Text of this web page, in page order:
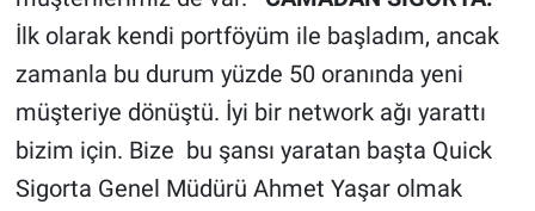
İlk olarak kendi portföyüm ile başladım, ancak
zamanla bu durum yüzde 50 oranında yeni
müşteriye dönüştü. İyi bir network ağı yarattı
bizim için. Bize bu şansı yaratan başta Quick
Sigorta Genel Müdürü Ahmet Yaşar olmak